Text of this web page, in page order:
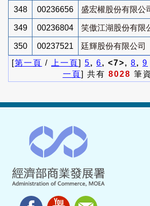
348 00236656 盛宏權股份有限公
349 00236804 笑傲江湖股份有限
350 00237521
廷輝股份有限公司
[第一頁 / 上一頁] 5, 6, <7>, 8, 9
一頁] 共有 8028 筆